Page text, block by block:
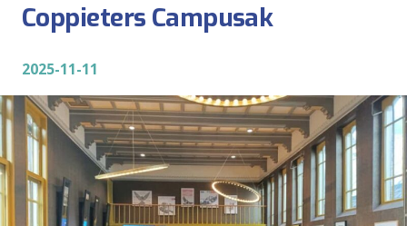
Coppieters Campusak
2025-11-11